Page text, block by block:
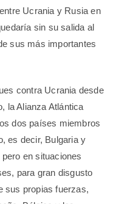
Ucrania y Rusia en
sin su salida al
sus más importantes
contra Ucrania desde
la Alianza Atlántica
dos países miembros
es decir, Bulgaria y
en situaciones
para gran disgusto
sus propias fuerzas,